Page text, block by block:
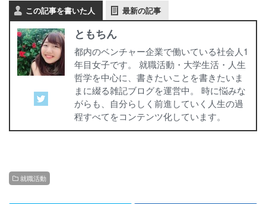
この記事を書いた人 最新の記事
ともちん
都内のベンチャー企業で働いている社会人1
年目女子です。 就職活動・大学生活・人生
哲学を中心に、書きたいことを書きたいま
まに綴る雑記ブログを運営中。 時に悩みな
がらも、自分らしく前進していく人生の過
程すべてをコンテンツ化しています。
就職活動